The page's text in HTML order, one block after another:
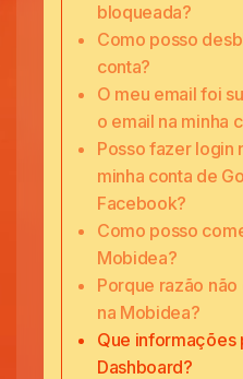
bloqueada?
Como posso
conta?
O meu email foi
o email na minha
Posso fazer login
minha conta de
Facebook?
Como posso
Mobidea?
Porque razão
na Mobidea?
Que informações
Dashboard?